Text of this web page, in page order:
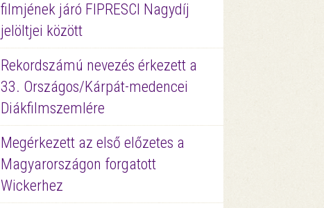
filmjének járó FIPRESCI Nagydíj
jelöltjei között
Rekordszámú nevezés érkezett a
33. Országos/Kárpát-medencei
Diákfilmszemlére
Megérkezett az első előzetes a
Magyarországon forgatott
Wickerhez